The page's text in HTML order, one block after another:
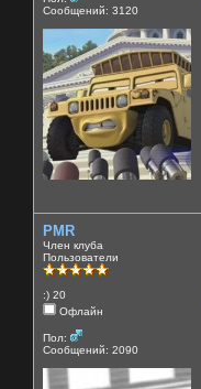
Сообщений: 3120
PMR
Член клуба
Пользователи
:) 20
Офлайн
Пол:
Сообщений: 2090